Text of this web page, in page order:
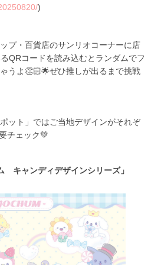
)
プ・百貨店のサンリオコーナーに店
QRコードを読み込むとランダムでフ
うよ👏🏻🌟ぜひ推しが出るまで挑戦
ット」ではご当地デザインがそれぞ
チェック💚
キャンディデザインシリーズ」